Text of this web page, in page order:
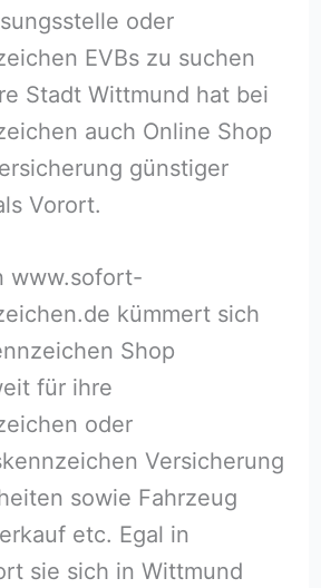
oder
EVBs zu suchen
Stadt Wittmund hat bei
auch Online Shop
günstiger
Vorort.
www.sofort-
kümmert sich
Shop
für ihre
oder
Versicherung
sowie Fahrzeug
etc. Egal in
sie sich in Wittmund